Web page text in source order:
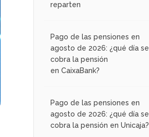
reparten
Pago de las pensiones en
agosto de 2026: ¿qué día se
cobra la pensión
en CaixaBank?
Pago de las pensiones en
agosto de 2026: ¿qué día se
cobra la pensión en Unicaja?